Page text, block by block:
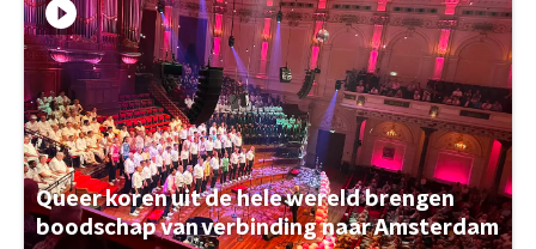
Queer koren uit de hele wereld brengen
boodschap van verbinding naar Amsterdam